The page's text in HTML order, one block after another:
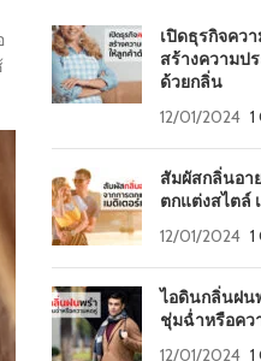
เปิดธุรกิจคว
สร้างความป
ด้วยกลิ่น
12/01/2024
สัมผัสกลิ่นอา
ตกแต่งสไตล์
12/01/2024
ไอดินกลิ่นฝน
ชุ่มฉ่ำหรือคว
12/01/2024